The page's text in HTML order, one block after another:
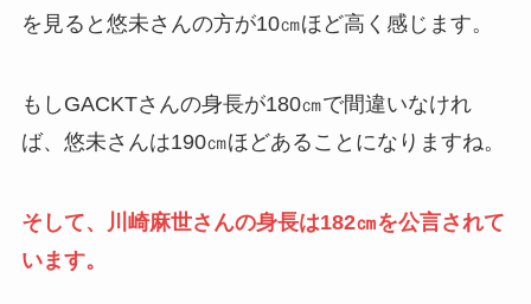
を見ると悠未さんの方が10㎝ほど高く感じます。
もしGACKTさんの身長が180㎝で間違いなけれ
ば、悠未さんは190㎝ほどあることになりますね。
そして、川崎麻世さんの身長は182㎝を公言されて
います。